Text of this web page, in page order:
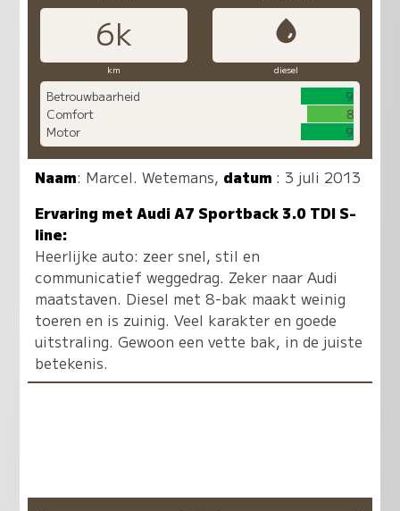
6k
km diesel
Betrouwbaarheid
9
Comfort
8
Motor
9
Naam: Marcel. Wetemans, datum : 3 juli 2013
Ervaring met Audi A7 Sportback 3.0 TDI S-
line:
Heerlijke auto: zeer snel, stil en
communicatief weggedrag. Zeker naar Audi
maatstaven. Diesel met 8-bak maakt weinig
toeren en is zuinig. Veel karakter en goede
uitstraling. Gewoon een vette bak, in de juiste
betekenis.